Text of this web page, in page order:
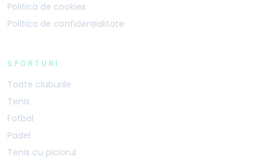
Politica de cookies
Politica de confidențialitate
SPORTURI
Toate cluburile
Tenis
Fotbal
Padel
Tenis cu piciorul